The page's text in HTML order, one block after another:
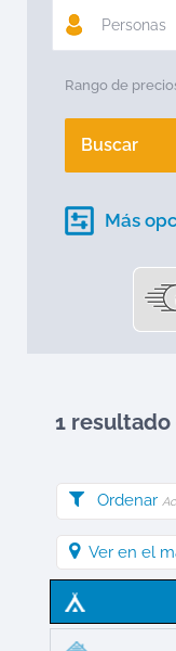
Personas
Rango de
Buscar
Más
1
Ordenar
Ver en el